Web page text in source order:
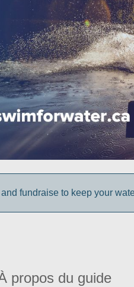
fundraise to keep your
propos du guide